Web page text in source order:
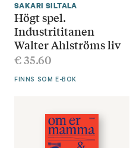
SAKARI SILTALA
Högt spel.
Industrititanen
Walter Ahlströms liv
€35.60
FINNS SOM E-BOK